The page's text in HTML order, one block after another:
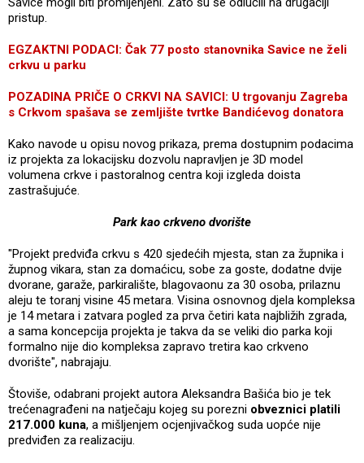
pristup.
EGZAKTNI PODACI: Čak 77 posto stanovnika Savice ne želi
crkvu u parku
POZADINA PRIČE O CRKVI NA SAVICI: U trgovanju Zagreba
s Crkvom spašava se zemljište tvrtke Bandićevog donatora
Kako navode u opisu novog prikaza, prema dostupnim podacima
iz projekta za lokacijsku dozvolu napravljen je 3D model
volumena crkve i pastoralnog centra koji izgleda doista
zastrašujuće.
Park kao crkveno dvorište
"Projekt predviđa crkvu s 420 sjedećih mjesta, stan za župnika i
župnog vikara, stan za domaćicu, sobe za goste, dodatne dvije
dvorane, garaže, parkiralište, blagovaonu za 30 osoba, prilaznu
aleju te toranj visine 45 metara. Visina osnovnog djela kompleksa
je 14 metara i zatvara pogled za prva četiri kata najbližih zgrada,
a sama koncepcija projekta je takva da se veliki dio parka koji
formalno nije dio kompleksa zapravo tretira kao crkveno
dvorište", nabrajaju.
Štoviše, odabrani projekt autora Aleksandra Bašića bio je tek
trećenagrađeni na natječaju kojeg su porezni obveznici platili
217.000 kuna, a mišljenjem ocjenjivačkog suda uopće nije
predviđen za realizaciju.